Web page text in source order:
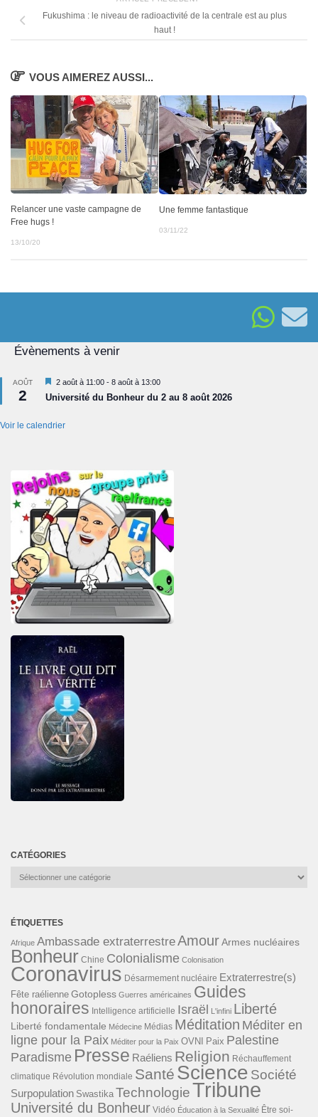
Fukushima : le niveau de radioactivité de la centrale est au plus
haut !
VOUS AIMEREZ AUSSI...
Relancer une vaste campagne de
Free hugs !
13/10/20
Une femme fantastique
03/11/22
Évènements à venir
AOÛT
2
Mis
en
avant
2 août à 11:00 - 8 août à 13:00
Université du Bonheur du 2 au 8 août 2026
Voir le calendrier
CATÉGORIES
Catégories
ÉTIQUETTES
Afrique Ambassade extraterrestreAmourArmes nucléaires
Bonheur Chine Colonialisme Colonisation
Coronavirus Désarmement nucléaire Extraterrestre(s)
Fête raélienne Gotopless Guerres américaines Guides
honoraires Intelligence artificielle Israël L'infini Liberté
Liberté fondamentale Médecine Médias Méditation Méditer en
ligne pour la Paix Méditer pour la Paix OVNI Paix Palestine
Paradisme Presse Raéliens Religion Réchauffement
climatique Révolution mondiale Santé Science Société
Surpopulation Swastika TechnologieTribune
Université du Bonheur Vidéo Éducation à la Sexualité Être soi-